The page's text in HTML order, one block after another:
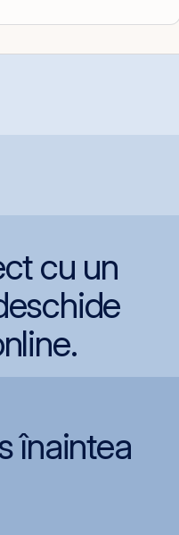
cu un
înaintea